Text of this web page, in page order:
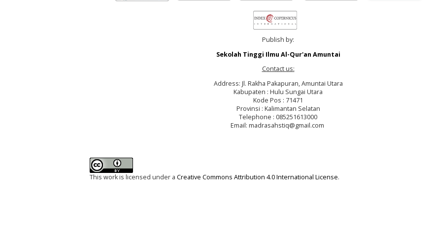
Publish by:
Sekolah Tinggi Ilmu Al-Qur'an Amuntai
Contact us:
Address: Jl. Rakha Pakapuran, Amuntai Utara
Kabupaten : Hulu Sungai Utara
Kode Pos : 71471
Provinsi : Kalimantan Selatan
Telephone : 085251613000
Email: madrasahstiq@gmail.com
This work is licensed under a Creative Commons Attribution 4.0 International License.